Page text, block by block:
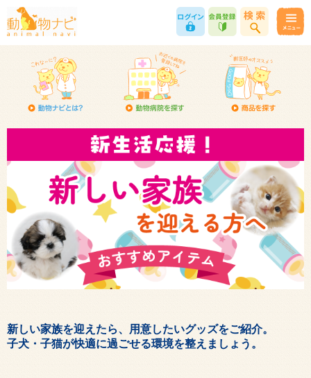
新しい家族を迎えたら、用意したいグッズをご紹介。
子犬・子猫が快適に過ごせる環境を整えましょう。